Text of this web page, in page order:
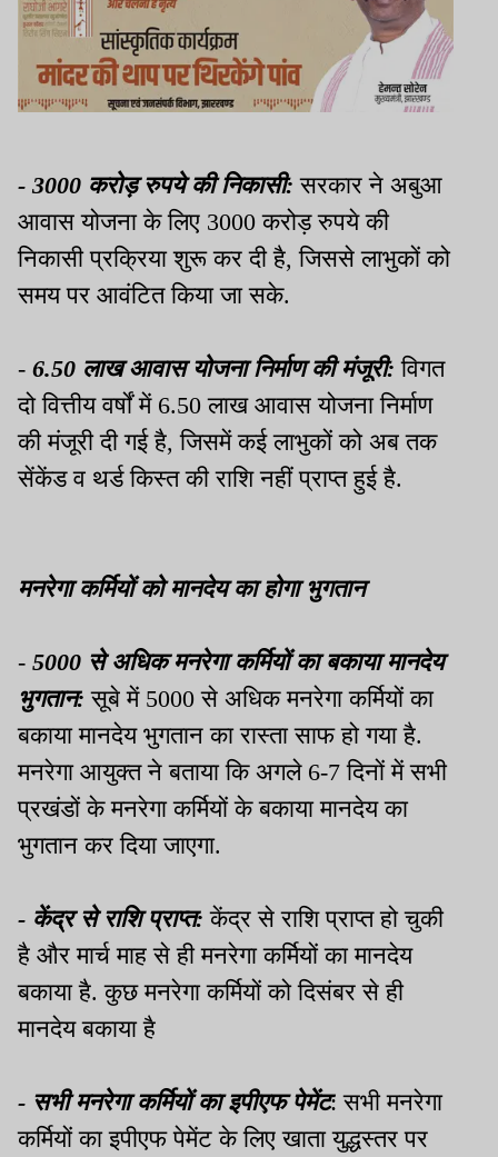
- 3000 करोड़ रुपये की निकासी: सरकार ने अबुआ
आवास योजना के लिए 3000 करोड़ रुपये की
निकासी प्रक्रिया शुरू कर दी है,जिससे लाभुकों को
समय पर आवंटित किया जा सके.
- 6.50 लाख आवास योजना निर्माण की मंजूरी: विगत
दो वित्तीय वर्षों में 6.50 लाख आवास योजना निर्माण
की मंजूरी दी गई है,जिसमें कई लाभुकों को अब तक
सेंकेंड व थर्ड किस्त की राशि नहीं प्राप्त हुई है.
मनरेगा कर्मियों को मानदेय का होगा भुगतान
- 5000 से अधिक मनरेगा कर्मियों का बकाया मानदेय
भुगतान: सूबे में 5000 से अधिक मनरेगा कर्मियों का
बकाया मानदेय भुगतान का रास्ता साफ हो गया है.
मनरेगा आयुक्त ने बताया कि अगले 6-7 दिनों में सभी
प्रखंडों के मनरेगा कर्मियों के बकाया मानदेय का
भुगतान कर दिया जाएगा.
- केंद्र से राशि प्राप्त: केंद्र से राशि प्राप्त हो चुकी
है और मार्च माह से ही मनरेगा कर्मियों का मानदेय
बकाया है. कुछ मनरेगा कर्मियों को दिसंबर से ही
मानदेय बकाया है
- सभी मनरेगा कर्मियों का इपीएफ पेमेंट: सभी मनरेगा
कर्मियों का इपीएफ पेमेंट के लिए खाता युद्धस्तर पर